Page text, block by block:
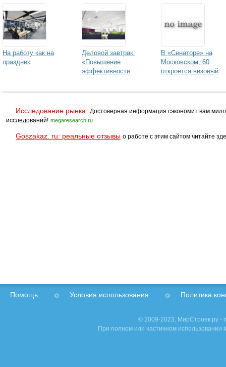
На работу как на
праздник
Деловой завтрак:
«Повышение
эффективности
офиса после
В «Сенаторе» на
Московском, 60
откроется визовый
Исследование рынка.
Достоверная информация сэкономит вам
исследований! megaresearch.ru
Goszakaz. ru: реальные отзывы о работе с этим сайтом читайте
Помощь Условия использования Политика
© 2009-2023, МирСтроек.ру -
При полном или частичном использовании